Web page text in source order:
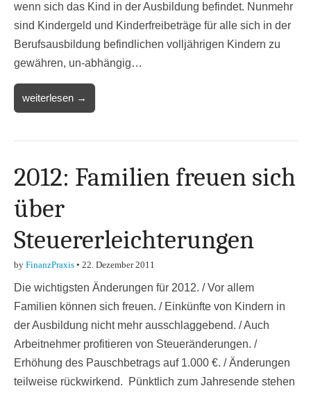
wenn sich das Kind in der Ausbildung befindet. Nunmehr
sind Kindergeld und Kinderfreibeträge für alle sich in der
Berufsausbildung befindlichen volljährigen Kindern zu
gewähren, un-abhängig…
weiterlesen →
2012: Familien freuen sich
über
Steuererleichterungen
by FinanzPraxis • 22. Dezember 2011
Die wichtigsten Änderungen für 2012. / Vor allem
Familien können sich freuen. / Einkünfte von Kindern in
der Ausbildung nicht mehr ausschlaggebend. / Auch
Arbeitnehmer profitieren von Steueränderungen. /
Erhöhung des Pauschbetrags auf 1.000 €. / Änderungen
teilweise rückwirkend. Pünktlich zum Jahresende stehen